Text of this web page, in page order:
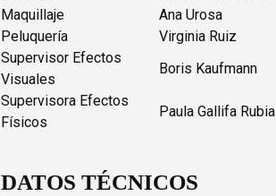
Maquillaje
Ana Urosa
Peluquería
Virginia Ruiz
Supervisor Efectos
Visuales
Boris Kaufmann
Supervisora Efectos
Físicos
Paula Gallifa Rubia
DATOS TÉCNICOS